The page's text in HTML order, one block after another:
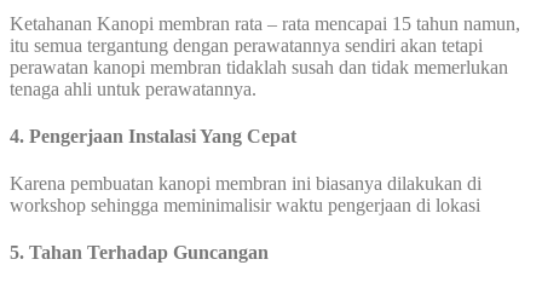
Ketahanan Kanopi membran rata – rata mencapai 15 tahun namun,
itu semua tergantung dengan perawatannya sendiri akan tetapi
perawatan kanopi membran tidaklah susah dan tidak memerlukan
tenaga ahli untuk perawatannya.
4. Pengerjaan Instalasi Yang Cepat
Karena pembuatan kanopi membran ini biasanya dilakukan di
workshop sehingga meminimalisir waktu pengerjaan di lokasi
5. Tahan Terhadap Guncangan